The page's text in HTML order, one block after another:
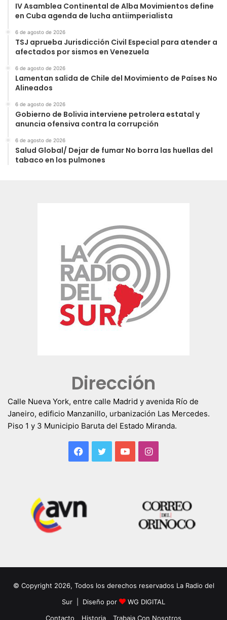
IV Asamblea Continental de Alba Movimientos define
en Cuba agenda de lucha antiimperialista
6 de agosto de 2026
TSJ aprueba Jurisdicción Civil Especial para atender a
afectados por sismos en Venezuela
6 de agosto de 2026
Lamentan salida de Chile del Movimiento de Países No
Alineados
6 de agosto de 2026
Gobierno de Bolivia interviene petrolera estatal y
anuncia ofensiva contra la corrupción
6 de agosto de 2026
Salud Global/ Dejar de fumar No borra las huellas del
tabaco en los pulmones
Dirección
Calle Nueva York, entre calle Madrid y avenida Río de
Janeiro, edificio Manzanillo, urbanización Las Mercedes.
Piso 1 y 3 Municipio Baruta del Estado Miranda.
Facebook
TwitterYouTubeInstagram
© Copyright 2026, Todos los derechos reservados La Radio del
Sur | Diseño por
WG DIGITAL
Contacto
Historia Trabaja Con Nosotros